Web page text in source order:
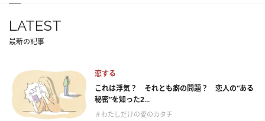
LATEST
最新の記事
恋する
これは浮気？ それとも癖の問題？ 恋人の“ある
秘密”を知った2...
＃わたしだけの愛のカタチ